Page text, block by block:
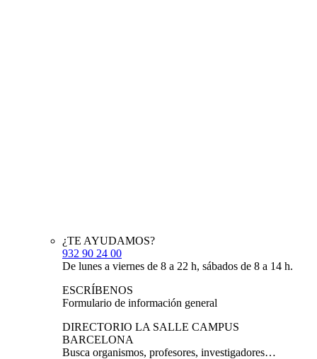
¿TE AYUDAMOS?
932 90 24 00
De lunes a viernes de 8 a 22 h, sábados de 8 a 14 h.
ESCRÍBENOS
Formulario de información general
DIRECTORIO LA SALLE CAMPUS
BARCELONA
Busca organismos, profesores, investigadores…